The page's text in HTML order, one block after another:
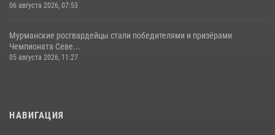
06 августа 2026, 07:53
Мурманские росгвардейцы стали победителями и призёрами
Чемпионата Севе...
05 августа 2026, 11:27
НАВИГАЦИЯ